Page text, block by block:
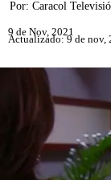
Por: Caracol
9 de Nov, 2021
Actualizado: 9 de nov,